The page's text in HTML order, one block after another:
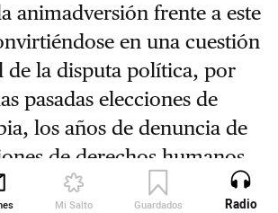
Mi Salto Guardados Revista
animadversión frente a este
en una cuestión
de la disputa política, por
pasadas elecciones de
los años de denuncia de
de derechos humanos
el país en su afán de
Radio